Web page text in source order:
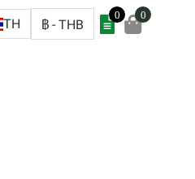
TH ฿ - THB
0 0